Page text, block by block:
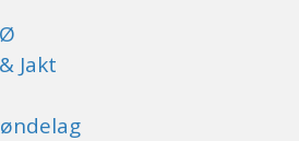
Jakt